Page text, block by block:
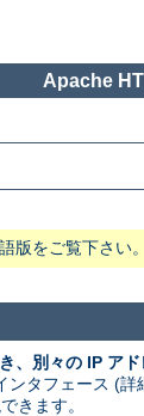
Apache
版をご覧下さい。
、別々の IP ア
タフェース (
きます。